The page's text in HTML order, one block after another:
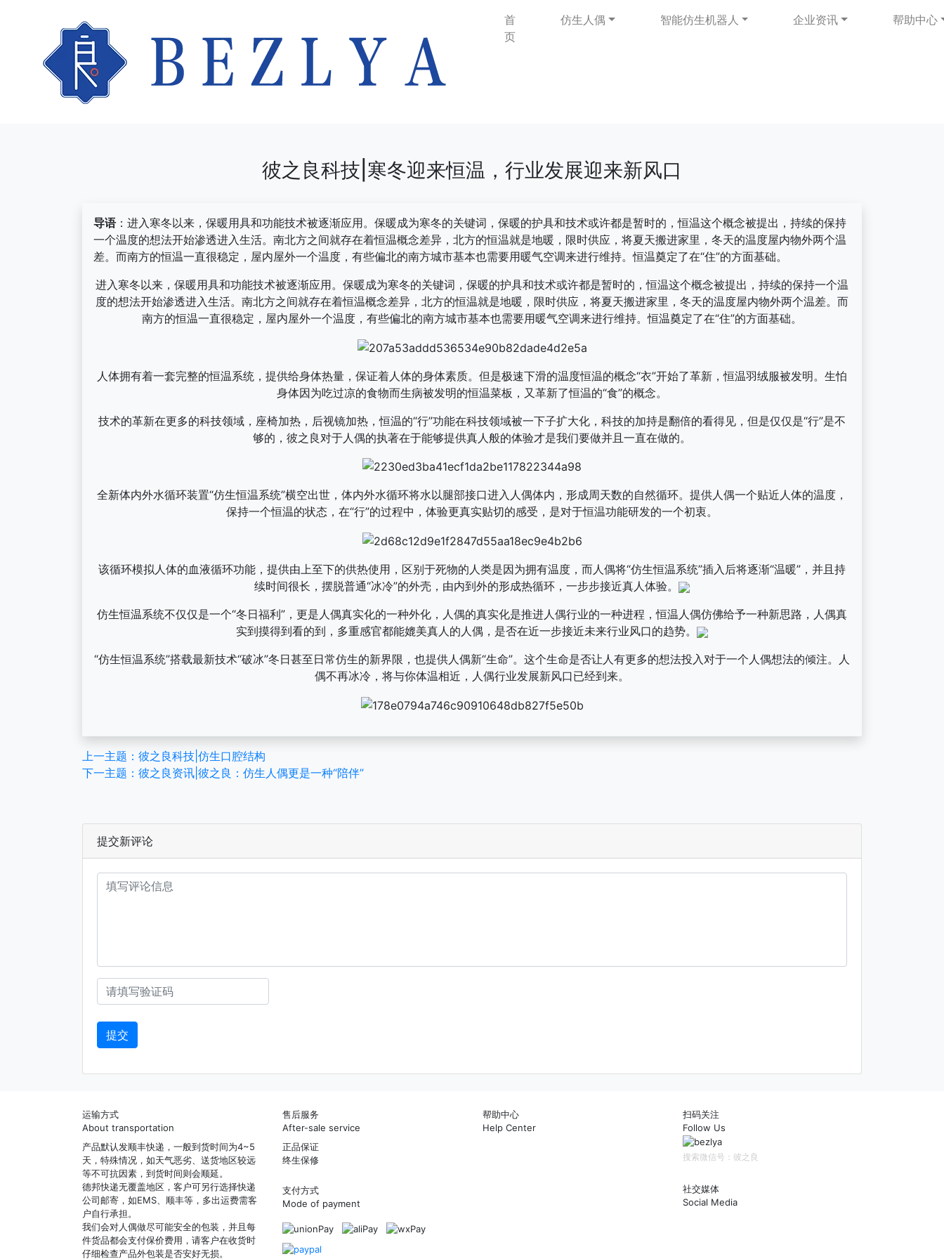
首
页
仿生人偶 智能仿生机器人 企业资讯 帮助中心
彼之良科技|寒冬迎来恒温，行业发展迎来新风口
导语：进入寒冬以来，保暖用具和功能技术被逐渐应用。保暖成为寒冬的关键词，保暖的护具和技术或许都是暂时的，恒温这个概念被提出，持续的保持
一个温度的想法开始渗透进入生活。南北方之间就存在着恒温概念差异，北方的恒温就是地暖，限时供应，将夏天搬进家里，冬天的温度屋内物外两个温
差。而南方的恒温一直很稳定，屋内屋外一个温度，有些偏北的南方城市基本也需要用暖气空调来进行维持。恒温奠定了在“住”的方面基础。
进入寒冬以来，保暖用具和功能技术被逐渐应用。保暖成为寒冬的关键词，保暖的护具和技术或许都是暂时的，恒温这个概念被提出，持续的保持一个温
度的想法开始渗透进入生活。南北方之间就存在着恒温概念差异，北方的恒温就是地暖，限时供应，将夏天搬进家里，冬天的温度屋内物外两个温差。而
南方的恒温一直很稳定，屋内屋外一个温度，有些偏北的南方城市基本也需要用暖气空调来进行维持。恒温奠定了在“住”的方面基础。
人体拥有着一套完整的恒温系统，提供给身体热量，保证着人体的身体素质。但是极速下滑的温度恒温的概念“衣”开始了革新，恒温羽绒服被发明。生怕
身体因为吃过凉的食物而生病被发明的恒温菜板，又革新了恒温的“食”的概念。
技术的革新在更多的科技领域，座椅加热，后视镜加热，恒温的“行”功能在科技领域被一下子扩大化，科技的加持是翻倍的看得见，但是仅仅是“行”是不
够的，彼之良对于人偶的执著在于能够提供真人般的体验才是我们要做并且一直在做的。
全新体内外水循环装置“仿生恒温系统”横空出世，体内外水循环将水以腿部接口进入人偶体内，形成周天数的自然循环。提供人偶一个贴近人体的温度，
保持一个恒温的状态，在“行”的过程中，体验更真实贴切的感受，是对于恒温功能研发的一个初衷。
该循环模拟人体的血液循环功能，提供由上至下的供热使用，区别于死物的人类是因为拥有温度，而人偶将“仿生恒温系统”插入后将逐渐“温暖”，并且持
续时间很长，摆脱普通“冰冷”的外壳，由内到外的形成热循环，一步步接近真人体验。
仿生恒温系统不仅仅是一个“冬日福利”，更是人偶真实化的一种外化，人偶的真实化是推进人偶行业的一种进程，恒温人偶仿佛给予一种新思路，人偶真
实到摸得到看的到，多重感官都能媲美真人的人偶，是否在近一步接近未来行业风口的趋势。
“仿生恒温系统”搭载最新技术“破冰”冬日甚至日常仿生的新界限，也提供人偶新“生命”。这个生命是否让人有更多的想法投入对于一个人偶想法的倾注。人
偶不再冰冷，将与你体温相近，人偶行业发展新风口已经到来。
上一主题：彼之良科技|仿生口腔结构
下一主题：彼之良资讯|彼之良：仿生人偶更是一种“陪伴”
提交新评论
运输方式
About transportation
产品默认发顺丰快递，一般到货时间为4~5
天，特殊情况，如天气恶劣、送货地区较远
等不可抗因素，到货时间则会顺延。
德邦快递无覆盖地区，客户可另行选择快递
公司邮寄，如EMS、顺丰等，多出运费需客
户自行承担。
我们会对人偶做尽可能安全的包装，并且每
件货品都会支付保价费用，请客户在收货时
仔细检查产品外包装是否安好无损。
售后服务
After-sale service
正品保证
终生保修
支付方式
Mode of payment
帮助中心
Help Center
扫码关注
Follow Us
搜索微信号：彼之良
社交媒体
Social Media